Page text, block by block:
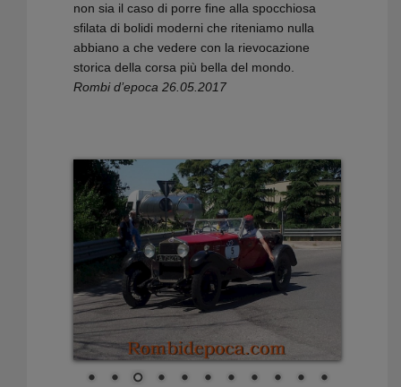
non sia il caso di porre fine alla spocchiosa
sfilata di bolidi moderni che riteniamo nulla
abbiano a che vedere con la rievocazione
storica della corsa più bella del mondo.
Rombi d’epoca 26.05.2017